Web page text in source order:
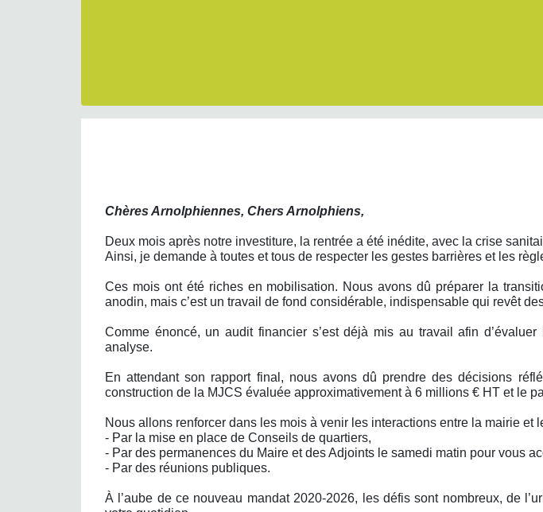
Chères Arnolphiennes, Chers Arnolphiens,
Deux mois après notre investiture, la rentrée a été inédite, avec la crise
Ainsi, je demande à toutes et tous de respecter les gestes barrières et les
Ces mois ont été riches en mobilisation. Nous avons dû préparer la
anodin, mais c’est un travail de fond considérable, indispensable qui revêt
Comme énoncé, un audit financier s’est déjà mis au travail afin
analyse.
En attendant son rapport final, nous avons dû prendre des décisions
construction de la MJCS évaluée approximativement à 6 millions € HT et le
Nous allons renforcer dans les mois à venir les interactions entre la mairie et
- Par la mise en place de Conseils de quartiers,
- Par des permanences du Maire et des Adjoints le samedi matin pour vous
- Par des réunions publiques.
À l’aube de ce nouveau mandat 2020-2026, les défis sont nombreux, de